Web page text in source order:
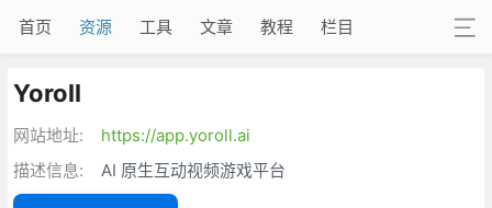
首页 资源 工具 文章 教程 栏目
Yoroll
网站地址:
https://app.yoroll.ai
描述信息:
AI 原生互动视频游戏平台